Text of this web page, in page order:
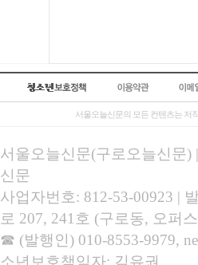
서울오늘신문의 모든 컨텐츠는 저
서울오늘신문(구로오늘신문)
신문
사업자번호: 812-53-00923 |
로 207, 241호 (구로동, 오퍼
☎ (발행인) 010-8553-9979,
소년보호책임자: 김유권